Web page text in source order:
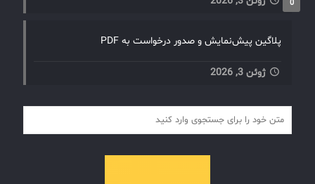
0
پلاگین پیش‌نمایش و صدور درخواست به PDF
ژوئن 3, 2026